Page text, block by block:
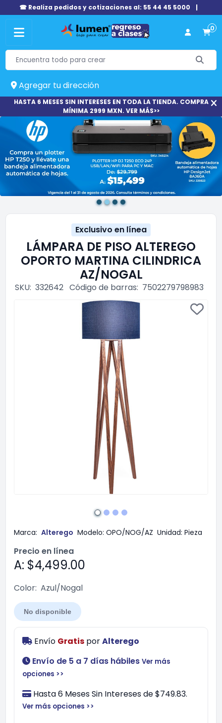
☎ Realiza pedidos y cotizaciones al: 55 44 45 5000 |
0
Agregar tu dirección
HASTA 6 MESES SIN INTERESES EN TODA LA TIENDA. COMPRA
MÍNIMA 2999 MXN. VER MÁS>>
Exclusivo en línea
LÁMPARA DE PISO ALTEREGO
OPORTO MARTINA CILINDRICA
AZ/NOGAL
SKU: 332642 Código de barras: 7502279798983
Marca: Alterego Modelo: OPO/NOG/AZ Unidad: Pieza
Precio en línea
A: $4,499.00
Color: Azul/Nogal
No disponible
Envío Gratis porAlterego
Envío de 5 a 7 días hábiles Ver más
opciones >>
Hasta 6 Meses Sin Intereses de $749.83.
Ver más opciones >>